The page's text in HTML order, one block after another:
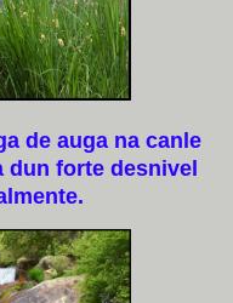
de auga na canle
dun forte desnivel